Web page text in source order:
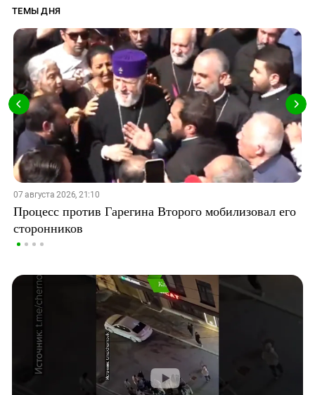
ТЕМЫ ДНЯ
07 августа 2026, 21:10
Процесс против Гарегина Второго мобилизовал его
сторонников